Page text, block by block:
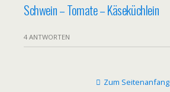
Schwein – Tomate – Käseküchlein
4 ANTWORTEN
Zum Seitenanfang